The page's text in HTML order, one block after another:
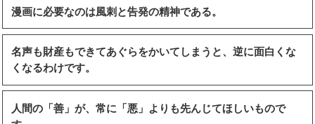
漫画に必要なのは風刺と告発の精神である。
名声も財産もできてあぐらをかいてしまうと、逆に面白くな
くなるわけです。
人間の「善」が、常に「悪」よりも先んじてほしいもので